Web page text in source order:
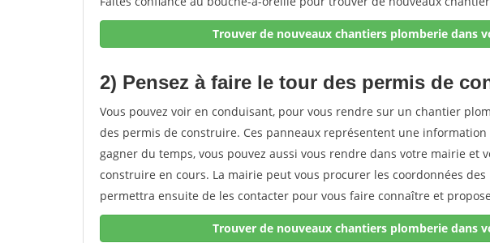
Trouver de nouveaux chantiers plomberie dans
2) Pensez à faire le tour des permis de
Vous pouvez voir en conduisant, pour vous rendre sur un chantier
des permis de construire. Ces panneaux représentent une
gagner du temps, vous pouvez aussi vous rendre dans votre mairie et
construire en cours. La mairie peut vous procurer les coordonnées
permettra ensuite de les contacter pour vous faire connaître et
Trouver de nouveaux chantiers plomberie dans